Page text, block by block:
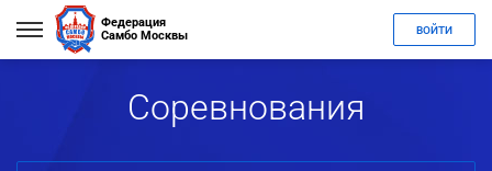
Федерация
Самбо Москвы
ВОЙТИ
Соревнования